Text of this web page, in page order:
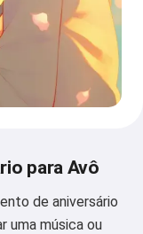
para Avô
de aniversário
uma música ou